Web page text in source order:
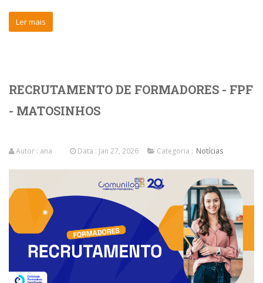
Ler mais
RECRUTAMENTO DE FORMADORES - FPF
- MATOSINHOS
Autor : ana Data : Jan 27, 2026 Categoria : Notícias